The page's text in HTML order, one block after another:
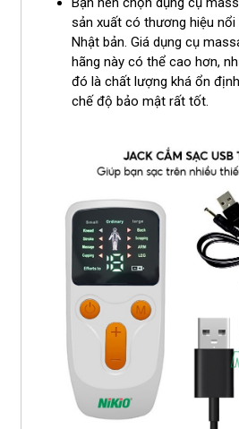
sản xuất có thương hiệu
Nhật bản. Giá dụng cụ
hãng này có thể cao hơn,
đó là chất lượng khá ổn
chế độ bảo mật rất tốt.